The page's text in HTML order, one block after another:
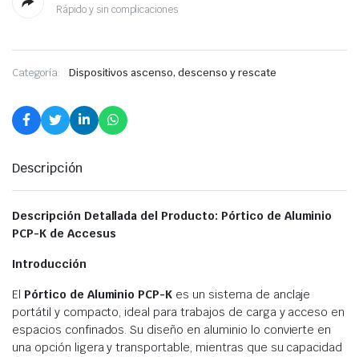
Rápido y sin complicaciones
Categoría: Dispositivos ascenso, descenso y rescate
Descripción
Descripción Detallada del Producto: Pórtico de Aluminio
PCP-K de Accesus
Introducción
El Pórtico de Aluminio PCP-K es un sistema de anclaje
portátil y compacto, ideal para trabajos de carga y acceso en
espacios confinados. Su diseño en aluminio lo convierte en
una opción ligera y transportable, mientras que su capacidad